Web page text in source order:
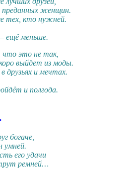
женщин.
тех, кто нужней.
ещё меньше.
что это не так,
выйдет из моды.
друзьях и мечтах.
и полгода.
богаче,
умней.
его удачи
ремней…